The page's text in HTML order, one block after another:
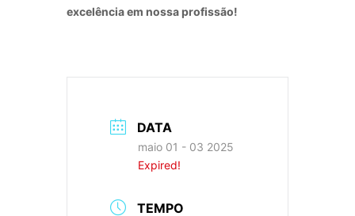
excelência em nossa profissão!
DATA
maio 01 - 03 2025
Expired!
TEMPO